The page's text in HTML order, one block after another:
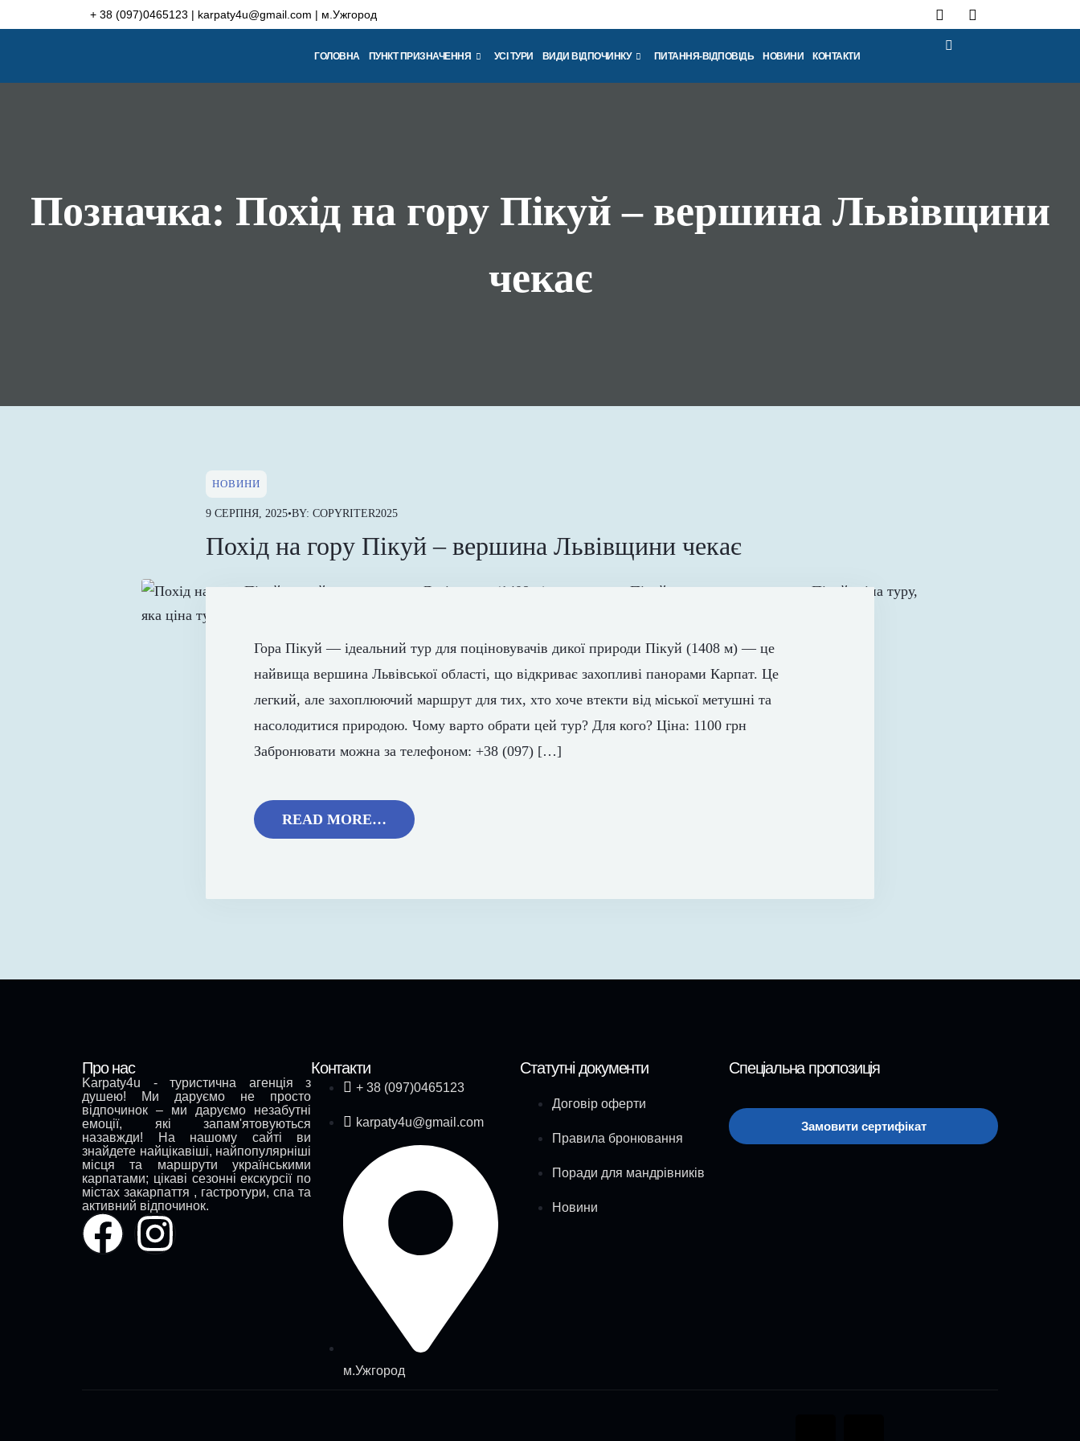
+ 38 (097)0465123 | karpaty4u@gmail.com | м.Ужгород
ГОЛОВНА ПУНКТ ПРИЗНАЧЕННЯ УСІ ТУРИ ВИДИ ВІДПОЧИНКУ ПИТАННЯ-ВІДПОВІДЬ НОВИНИ КОНТАКТИ
Позначка: Похід на гору Пікуй – вершина Львівщини
чекає
НОВИНИ
9 СЕРПНЯ, 2025•BY: COPYRITER2025
Похід на гору Пікуй – вершина Львівщини чекає
Гора Пікуй — ідеальний тур для поціновувачів дикої природи Пікуй (1408 м) — це
найвища вершина Львівської області, що відкриває захопливі панорами Карпат. Це
легкий, але захоплюючий маршрут для тих, хто хоче втекти від міської метушні та
насолодитися природою. Чому варто обрати цей тур? Для кого? Ціна: 1100 грн
Забронювати можна за телефоном: +38 (097) […]
READ MORE…
Про нас
Karpaty4u - туристична агенція з
душею! Ми даруємо не просто
відпочинок – ми даруємо незабутні
емоції, які запам'ятовуються
назавжди! На нашому сайті ви
знайдете найцікавіші, найпопулярніші
місця та маршрути українськими
карпатами; цікаві сезонні екскурсії по
містах закарпаття , гастротури, спа та
активний відпочинок.
Контакти
+ 38 (097)0465123
karpaty4u@gmail.com
м.Ужгород
Статутні документи
Договір оферти
Правила бронювання
Поради для мандрівників
Новини
Спеціальна пропозиція
Замовити сертифікат